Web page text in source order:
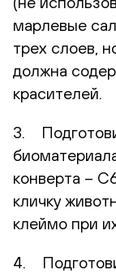
марлевые
трех слоев,
должна
красителей.
3.
конверта –
кличку
клеймо при
4.